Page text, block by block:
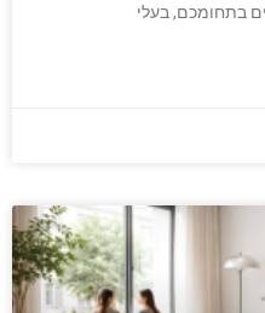
בתחומכם, בעלי